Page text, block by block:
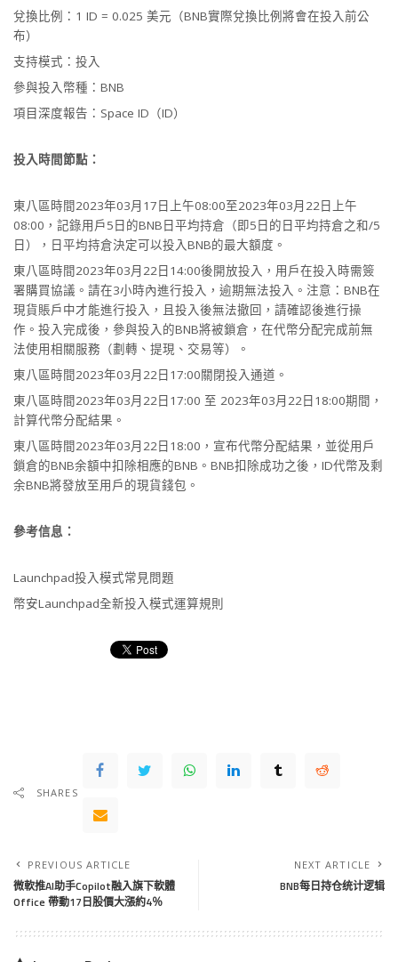
兌換比例：1 ID = 0.025 美元（BNB實際兌換比例將會在投入前公
布）
支持模式：投入
參與投入幣種：BNB
項目深度報告： Space ID（ID）
投入時間節點：
東八區時間2023年03月17日上午08:00至2023年03月22日上午
08:00，記錄用戶5日的BNB日平均持倉（即5日的日平均持倉之和/5
日），日平均持倉決定可以投入BNB的最大額度。
東八區時間2023年03月22日14:00後開放投入，用戶在投入時需簽
署購買協議。請在3小時內進行投入，逾期無法投入。注意：BNB在
現貨賬戶中才能進行投入，且投入後無法撤回，請確認後進行操
作。投入完成後，參與投入的BNB將被鎖倉，在代幣分配完成前無
法使用相關服務（劃轉、提現、交易等）。
東八區時間2023年03月22日17:00關閉投入通道。
東八區時間2023年03月22日17:00 至 2023年03月22日18:00期間，
計算代幣分配結果。
東八區時間2023年03月22日18:00，宣布代幣分配結果，並從用戶
鎖倉的BNB余額中扣除相應的BNB。BNB扣除成功之後，ID代幣及剩
余BNB將發放至用戶的現貨錢包。
參考信息：
Launchpad投入模式常見問題
幣安Launchpad全新投入模式運算規則
SHARES
PREVIOUS ARTICLE
微軟推AI助手Copilot融入旗下軟體
Office 帶動17日股價大漲約4％
NEXT ARTICLE
BNB每日持仓统计逻辑